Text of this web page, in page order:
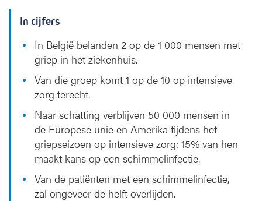
In cijfers
In België belanden 2 op de 1 000 mensen met
griep in het ziekenhuis.
Van die groep komt 1 op de 10 op intensieve
zorg terecht.
Naar schatting verblijven 50 000 mensen in
de Europese unie en Amerika tijdens het
griepseizoen op intensieve zorg: 15% van hen
maakt kans op een schimmelinfectie.
Van de patiënten met een schimmelinfectie,
zal ongeveer de helft overlijden.